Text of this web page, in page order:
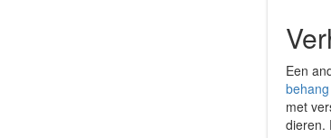
Een
behang
met
dieren.